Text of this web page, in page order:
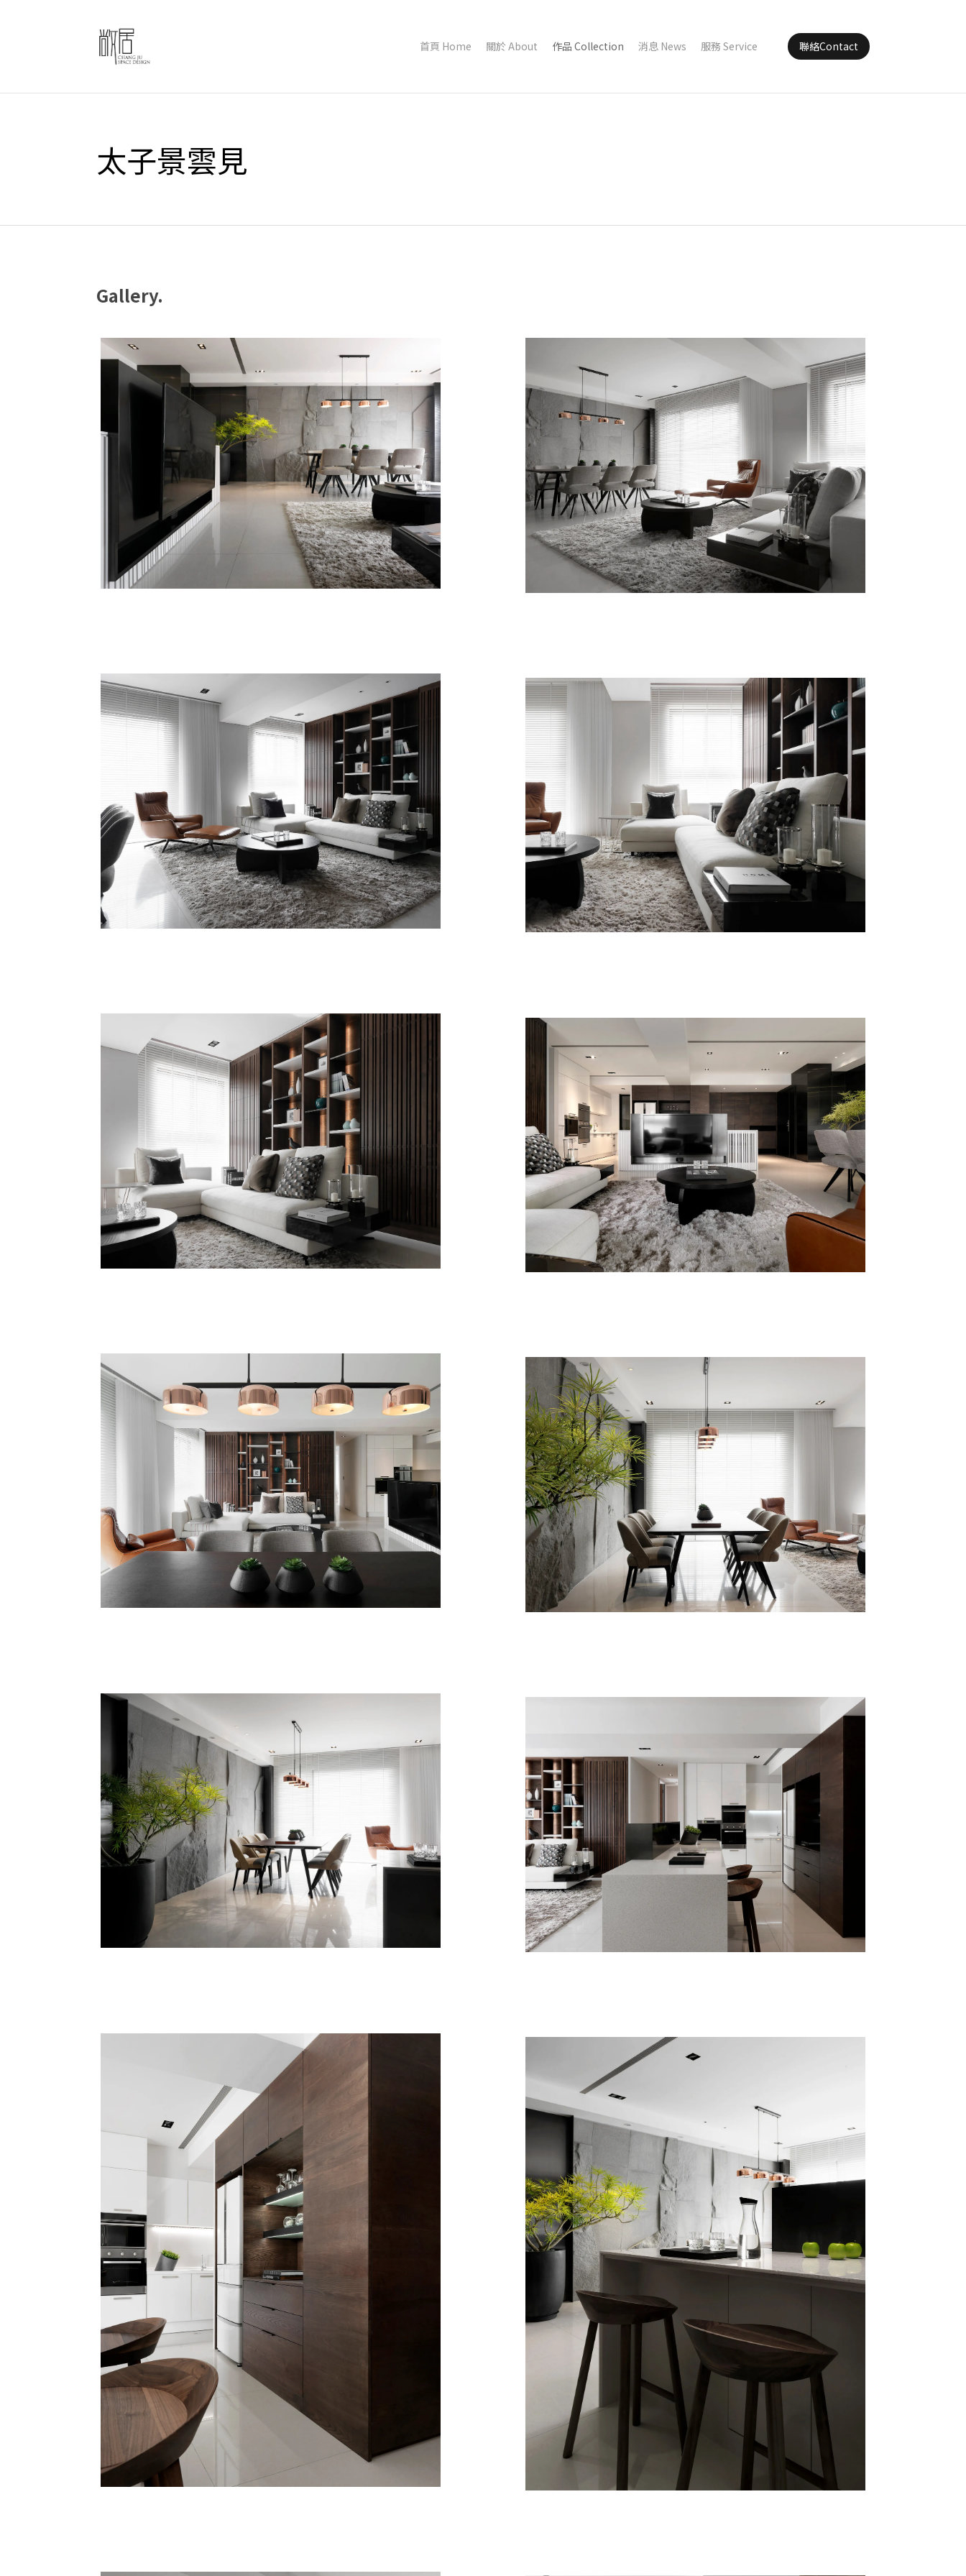
首頁 Home 關於 About 作品 Collection 消息 News 服務 Service 聯絡Contact
太子景雲見
Gallery.